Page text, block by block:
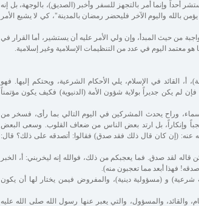
وإنما أمر بالتجهز للسفر وأخبر (الصديق)، بالوجهة، بل إنه
بالله واليوم الآخر فليحضر رمضان بالمدينة"، كي لا يشيع الأمر
من حيث المبدأ، وإن ولي الأمر عليه أن يستشير، أما القرار في
هو معتمد اليوم في عدد من التنظيمات الإسلامية وغير إسلامية.
القائد في الإسلام، يلي الأحكام الشرعية، ويحتكم إليها. فهو
لم يكن جديراً بولاية شؤون الأمة (الدنيوية) فكيف يكون مؤتمناً
وراح يحدث المشركين في اليوم التالي بما رأى، فسخر من
وإنكاراً، بل ارتد بعض الناس من ضعاف القلوب. وسعى البعض
عنه: (إن كان قال ذلك فقد صدق) فقالوا: أتصدقه على ذلك؟ قال:
لقد صدق. فما يعجبكم من ذلك، فوالله إنه ليخربني: أ، الخبر
فهذا أبعد مما تعجبون منه).
شرعية) و (مسؤولية دينية)، والمفروض فيمن يختار لها أن يكون
والقائد، والمسؤول، والتي يعبر عنها رسول الله صلى الله عليه